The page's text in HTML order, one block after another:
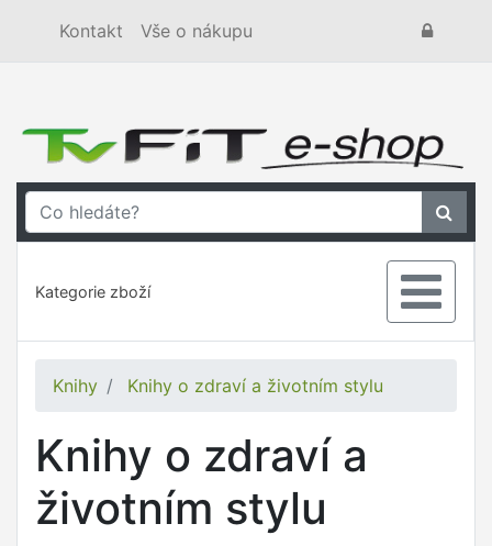
Kontakt Vše o nákupu
Kategorie zboží
Knihy Knihy o zdraví a životním stylu
Knihy o zdraví a
životním stylu